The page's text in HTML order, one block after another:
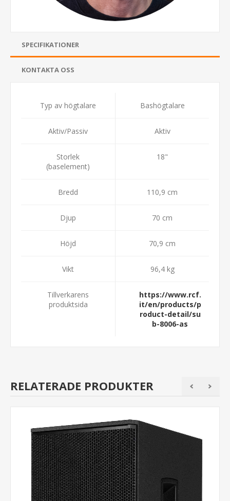
SPECIFIKATIONER
KONTAKTA OSS
Typ av högtalare Bashögtalare
Aktiv/Passiv Aktiv
Storlek
(baselement)
18"
Bredd 110,9 cm
Djup 70 cm
Höjd 70,9 cm
Vikt 96,4 kg
Tillverkarens
produktsida
https://www.rcf.
it/en/products/p
roduct-detail/su
b-8006-as
RELATERADE PRODUKTER